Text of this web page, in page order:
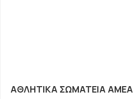
ΑΘΛΗΤΙΚΑ ΣΩΜΑΤΕΙΑ ΑΜΕΑ